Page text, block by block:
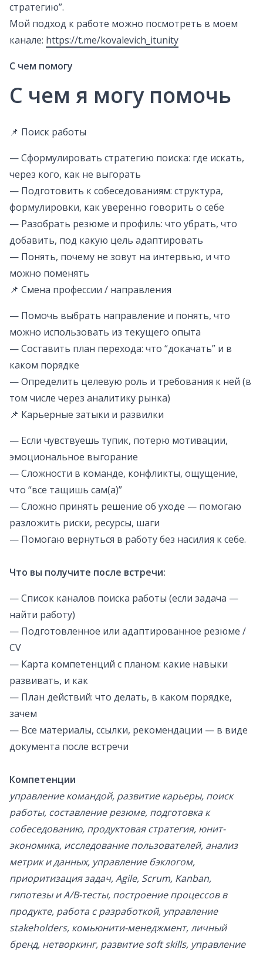
стратегию”.
Мой подход к работе можно посмотреть в моем
канале: https://t.me/kovalevich_itunity
С чем помогу
С чем я могу помочь
📌 Поиск работы
— Сформулировать стратегию поиска: где искать,
через кого, как не выгорать
— Подготовить к собеседованиям: структура,
формулировки, как уверенно говорить о себе
— Разобрать резюме и профиль: что убрать, что
добавить, под какую цель адаптировать
— Понять, почему не зовут на интервью, и что
можно поменять
📌 Смена профессии / направления
— Помочь выбрать направление и понять, что
можно использовать из текущего опыта
— Составить план перехода: что “докачать” и в
каком порядке
— Определить целевую роль и требования к ней (в
том числе через аналитику рынка)
📌 Карьерные затыки и развилки
— Если чувствуешь тупик, потерю мотивации,
эмоциональное выгорание
— Сложности в команде, конфликты, ощущение,
что “все тащишь сам(а)”
— Сложно принять решение об уходе — помогаю
разложить риски, ресурсы, шаги
— Помогаю вернуться в работу без насилия к себе.
Что вы получите после встречи:
— Список каналов поиска работы (если задача —
найти работу)
— Подготовленное или адаптированное резюме /
CV
— Карта компетенций с планом: какие навыки
развивать, и как
— План действий: что делать, в каком порядке,
зачем
— Все материалы, ссылки, рекомендации — в виде
документа после встречи
Компетенции
управление командой, развитие карьеры, поиск
работы, составление резюме, подготовка к
собеседованию, продуктовая стратегия, юнит-
экономика, исследование пользователей, анализ
метрик и данных, управление бэклогом,
приоритизация задач, Agile, Scrum, Kanban,
гипотезы и A/B-тесты, построение процессов в
продукте, работа с разработкой, управление
stakeholders, комьюнити-менеджмент, личный
бренд, нетворкинг, развитие soft skills, управление